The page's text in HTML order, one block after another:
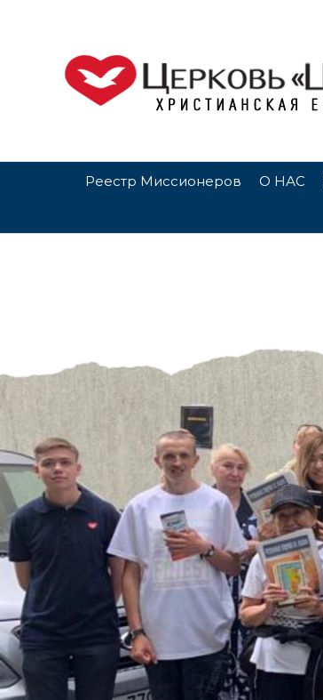
Реестр Миссионеров О НАС